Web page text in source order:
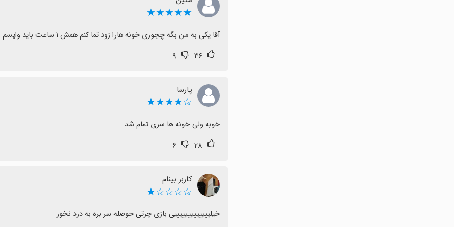
انتقادات برجسته به کیفیت و محتوای بازی، به‌ویژه عدم تنوع یا عمق
این نقد و بررسی‌ها می‌تواند به کاربران در تصمیم‌گیری درباره دانلود
★★★★★
آقا یکی به من بگه چجوری خونه هارا زود تما کنم همش ۱ ساعت باید وایسم
۳۶ ۹
پارسا
☆★★★★
خوبه ولی خونه ها سری تمام شد
۲۸ ۶
کاربر بینام
☆☆☆☆★
خیلیییییییییییییی بازی چرتی حوصله سر بره به درد نخور